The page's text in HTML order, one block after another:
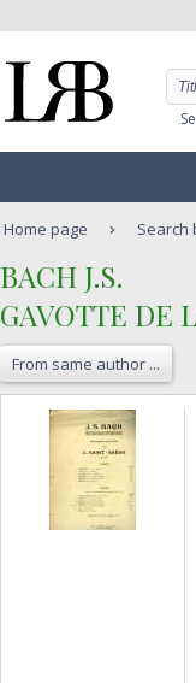
Home page Search
‎BACH J.S.‎
‎GAVOTTE DE
From same author ...